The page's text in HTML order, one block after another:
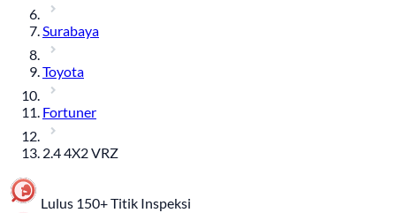
Surabaya
Toyota
Fortuner
2.4 4X2 VRZ
Lulus 150+ Titik Inspeksi